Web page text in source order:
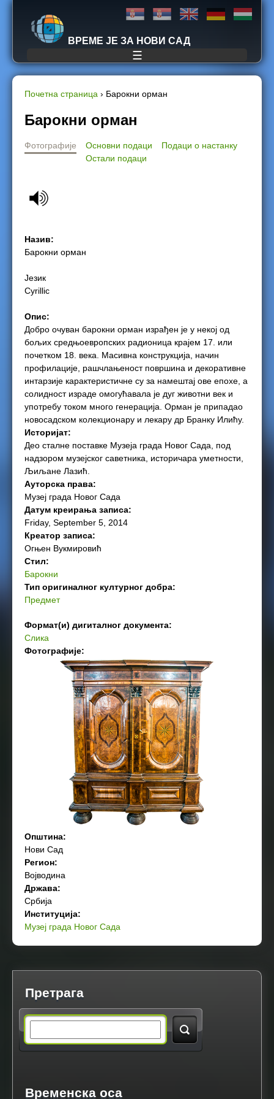
Jump to navigation
ВРЕМЕ ЈЕ ЗА НОВИ САД
☰
Y
o
e
e
r
e
Почетна страница › Барокни орман
Барокни орман
Фотографије Основни подаци
Подаци о настанку
Остали подаци
Назив:
Барокни орман
Језик
Cyrillic
Опис:
Добро очуван барокни орман израђен је у некој од
бољих средњоевропских радионица крајем 17. или
почетком 18. века. Масивна конструкција, начин
профилације, рашчлањеност површина и декоративне
интарзије карактеристичне су за намештај ове епохе, а
солидност израде омогућавала је дуг животни век и
употребу током много генерација. Орман је припадао
новосадском колекционару и лекару др Бранку Илићу.
Историјат:
Део сталне поставке Музеја града Новог Сада, под
надзором музејског саветника, историчара уметности,
Љиљане Лазић.
Ауторска права:
Музеј града Новог Сада
Датум креирања записа:
Friday, September 5, 2014
Креатор записа:
Огњен Вукмировић
Стил:
Барокни
Тип оригиналног културног добра:
Предмет
Формат(и) дигиталног документа:
Слика
Фотографије:
Општина:
Нови Сад
Регион:
Војводина
Држава:
Србија
Институција:
Музеј града Новог Сада
Претрага
a
Временска оса